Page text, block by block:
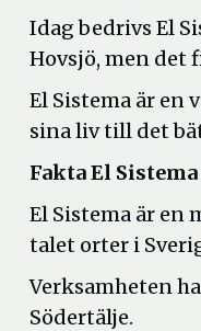
Idag bedrivs El
Hovsjö, men det
El Sistema är en
sina liv till det
Fakta El
El Sistema är en
talet orter i
Verksamheten
Södertälje.